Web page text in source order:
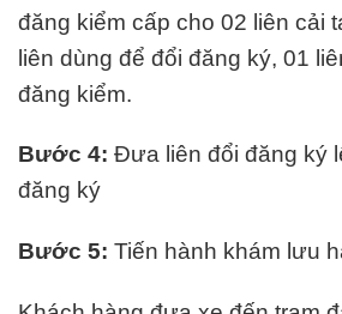
đăng kiểm cấp cho 02 liên cải
liên dùng để đổi đăng ký, 01
đăng kiểm.
Bước 4: Đưa liên đổi đăng ký
đăng ký
Bước 5: Tiến hành khám lưu